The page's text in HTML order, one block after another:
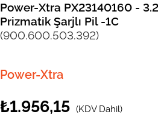
Power-Xtra PX23140160 -
Prizmatik Şarjlı Pil -1C
(900.600.503.392)
Power-Xtra
₺1.956,15 (KDV Dahil)